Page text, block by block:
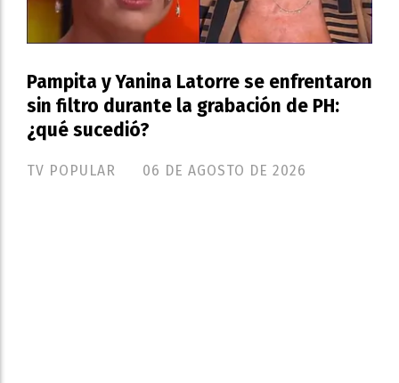
Pampita y Yanina Latorre se enfrentaron
sin filtro durante la grabación de PH:
¿qué sucedió?
TV POPULAR 06 DE AGOSTO DE 2026